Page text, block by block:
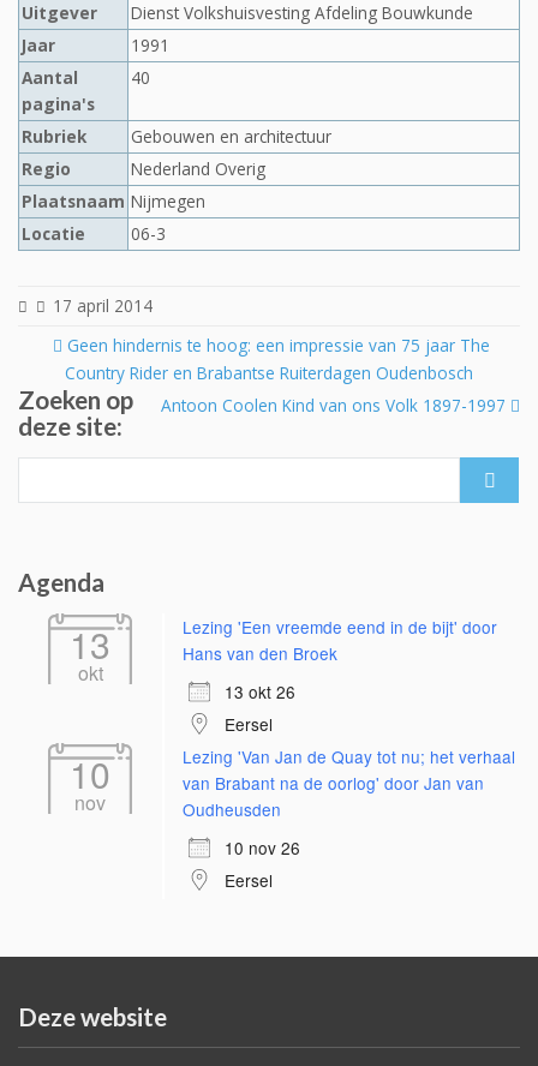
Uitgever
Dienst Volkshuisvesting Afdeling Bouwkunde
Jaar
1991
Aantal
pagina's
40
Rubriek
Gebouwen en architectuur
Regio
Nederland Overig
Plaatsnaam Nijmegen
Locatie
06-3
17 april 2014
Post
navigation
Geen hindernis te hoog: een impressie van 75 jaar The
Country Rider en Brabantse Ruiterdagen Oudenbosch
Antoon Coolen Kind van ons Volk 1897-1997
Zoeken op
deze site:
Agenda
13
okt
Lezing 'Een vreemde eend in de bijt' door
Hans van den Broek
13 okt 26
Eersel
10
nov
Lezing 'Van Jan de Quay tot nu; het verhaal
van Brabant na de oorlog' door Jan van
Oudheusden
10 nov 26
Eersel
Deze website